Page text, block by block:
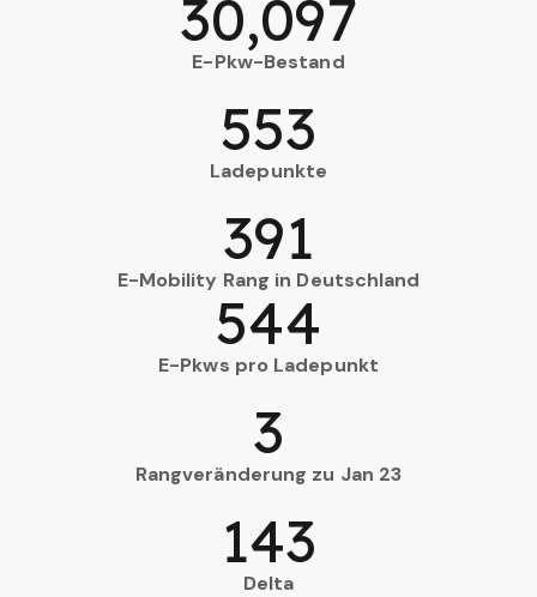
E-Pkw-Bestand
30,097
Ladepunkte
553
E-Mobility Rang in Deutschland
391
E-Pkws pro Ladepunkt
544
Rangveränderung zu Jan 23
3
Delta
143